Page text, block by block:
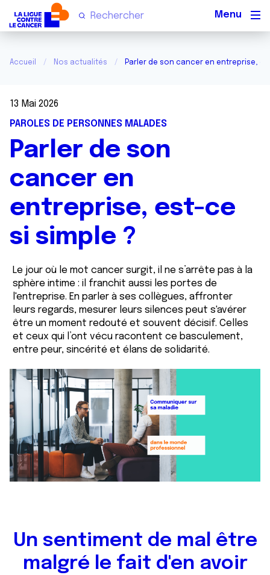
Accueil Nos actualités Parler de son cancer en entreprise,
13 Mai 2026
PAROLES DE PERSONNES MALADES
Parler de son
cancer en
entreprise, est-ce
si simple ?
Le jour où le mot cancer surgit, il ne s’arrête pas à la
sphère intime : il franchit aussi les portes de
l'entreprise. En parler à ses collègues, affronter
leurs regards, mesurer leurs silences peut s'avérer
être un moment redouté et souvent décisif. Celles
et ceux qui l’ont vécu racontent ce basculement,
entre peur, sincérité et élans de solidarité.
Un sentiment de mal être
malgré le fait d'en avoir